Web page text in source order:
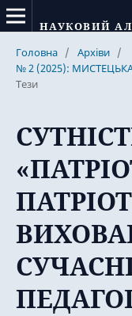
НАУКОВИЙ
Головна / Архіви /
№ 2 (2025):
Тези